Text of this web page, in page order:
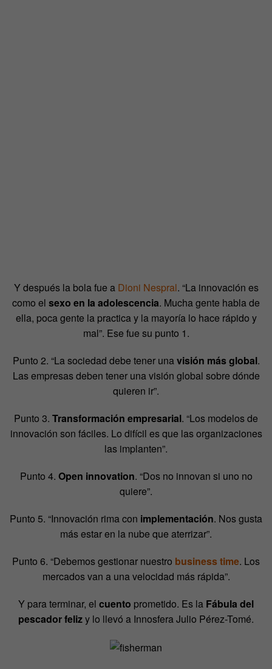
Y después la bola fue a Dioni Nespral. “La innovación es
como el sexo en la adolescencia. Mucha gente habla de
ella, poca gente la practica y la mayoría lo hace rápido y
mal”. Ese fue su punto 1.
Punto 2. “La sociedad debe tener unavisión más global.
Las empresas deben tener una visión global sobre dónde
quieren ir”.
Punto 3. Transformación empresarial. “Los modelos de
innovación son fáciles. Lo difícil es que las organizaciones
las implanten”.
Punto 4. Open innovation. “Dos no innovan si uno no
quiere”.
Punto 5. “Innovación rima con implementación. Nos gusta
más estar en la nube que aterrizar”.
Punto 6. “Debemos gestionar nuestro business time. Los
mercados van a una velocidad más rápida”.
Y para terminar, el cuento prometido. Es la Fábula del
pescador felizy lo llevó a Innosfera Julio Pérez-Tomé.